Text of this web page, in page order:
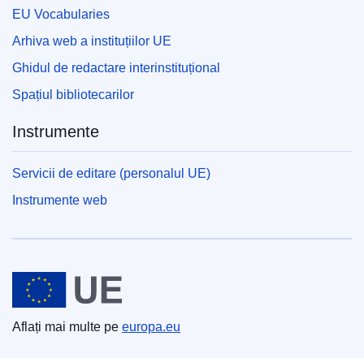
EU Vocabularies
Arhiva web a instituțiilor UE
Ghidul de redactare interinstituțional
Spațiul bibliotecarilor
Instrumente
Servicii de editare (personalul UE)
Instrumente web
Uniunea Europeană
Aflați mai multe pe europa.eu